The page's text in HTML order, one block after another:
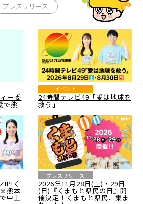
プレスリリース
ー委
で熊
イベント
24時間テレビ49「愛は地球を
救う」
く
熊本
中止
プレスリリース
2026年11月28日(土)・29日
(日)『くまもと県民の日』開
催決定！くまもと県民、集ま